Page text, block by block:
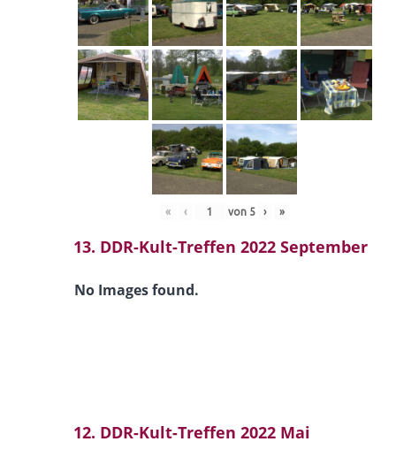
« ‹ von 5 › »
13. DDR-Kult-Treffen 2022 September
No Images found.
12. DDR-Kult-Treffen 2022 Mai